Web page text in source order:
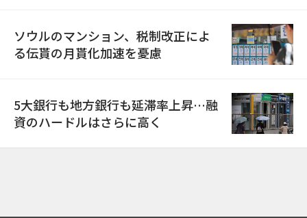
ソウルのマンション、税制改正によ
る伝貰の月貰化加速を憂慮
5大銀行も地方銀行も延滞率上昇…融
資のハードルはさらに高く